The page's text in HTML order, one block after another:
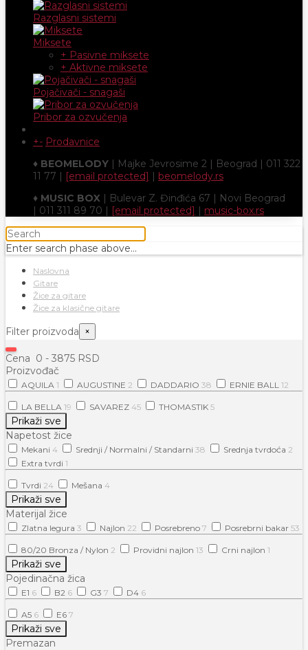
Razglasni sistemi
Miksete
+ Pasivne miksete
+ Aktivne miksete
Pojačivači - snagaši
Pribor za ozvučenja
+- Prodavnice
♦ BEOMELODY | Majke Jevrosime 2 | Beograd | 011 322
11 77 | [email protected] | beomelody.rs
♦ MUSIC BOX | Bulevar Z. Đinđića 67 | Novi Beograd
| 011 311 89 70 | [email protected] | music-box.rs
Enter search phase above...
Naslovna
Gitare
Žice za gitare
Žice za klasične gitare
Filter proizvoda ×
Cena 0 - 3875 RSD
Proizvođač
AQUILA 1 AUGUSTINE 2 DADDARIO 38 ERNIE BALL 12
LA BELLA 19 SAVAREZ 45 THOMASTIK 5
Prikaži sve
Napetost žice
Mekani 4 Srednji / Normalni / Standarni 38 Srednja tvrdoća 2
Extra tvrdi 1
Tvrdi 24 Mešana 4
Prikaži sve
Materijal žice
Zlatna legura 3 Najlon 22 Posrebreno 7 Posrebrni bakar 53
80/20 Bronza / Nylon 2 Providni najlon 13 Crni najlon 1
Prikaži sve
Pojedinačna žica
E1 6 B2 6 G3 7 D4 6
A5 6 E6 7
Prikaži sve
Premazan